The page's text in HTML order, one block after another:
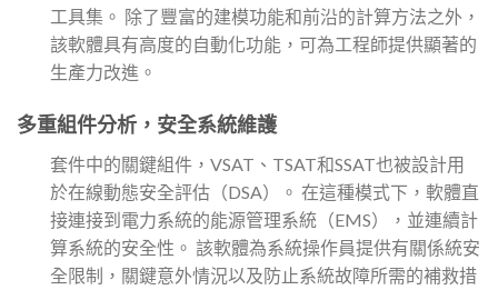
工具集。 除了豐富的建模功能和前沿的計算方法之外，
該軟體具有高度的自動化功能，可為工程師提供顯著的
生產力改進。
多重組件分析，安全系統維護
套件中的關鍵組件，VSAT、TSAT和SSAT也被設計用
於在線動態安全評估（DSA）。 在這種模式下，軟體直
接連接到電力系統的能源管理系統（EMS），並連續計
算系統的安全性。 該軟體為系統操作員提供有關係統安
全限制，關鍵意外情況以及防止系統故障所需的補救措